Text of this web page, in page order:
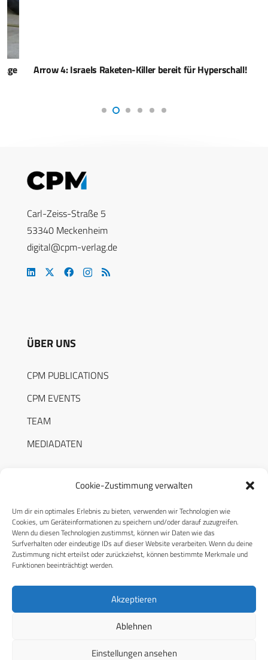
Cookie-Zustimmung verwalten
Um dir ein optimales Erlebnis zu bieten, verwenden wir Technologien wie
Cookies, um Geräteinformationen zu speichern und/oder darauf zuzugreifen.
Wenn du diesen Technologien zustimmst, können wir Daten wie das
Surfverhalten oder eindeutige IDs auf dieser Website verarbeiten. Wenn du deine
Zustimmung nicht erteilst oder zurückziehst, können bestimmte Merkmale und
Funktionen beeinträchtigt werden.
Akzeptieren
Ablehnen
Einstellungen ansehen
Arrow 4: Israels Raketen-Killer bereit für Hyperschall!
Carl-Zeiss-Straße 5
53340 Meckenheim
digital@cpm-verlag.de
ÜBER UNS
CPM PUBLICATIONS
CPM EVENTS
TEAM
MEDIADATEN
RECHTLICHES
Datenschutzerklärung
Cookie-Richtlinie (EU)